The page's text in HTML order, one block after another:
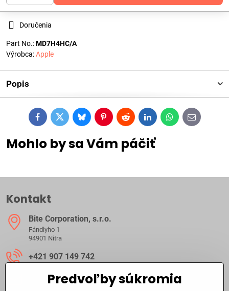
Doručenia
Part No.:MD7H4HC/A
Výrobca:Apple
Popis
FacebookTwitterBlueskyPinterestRedditLinkedInWhatsApp
E-
mail
Mohlo by sa Vám páčiť
Kontakt
Bite Corporation, s​.r​.o​.
Fándlyho 1
94901 Nitra
+421 907 149 742
ibite​@ibite​.sk
Predvoľby súkromia